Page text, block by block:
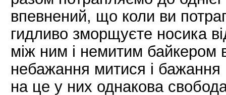
впевнений, що коли ви
гидливо зморщуєте носика
між ним і немитим байкером
небажання митися і бажання
на це у них однакова